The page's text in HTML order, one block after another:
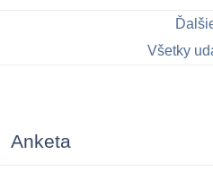
Všetky
Anketa